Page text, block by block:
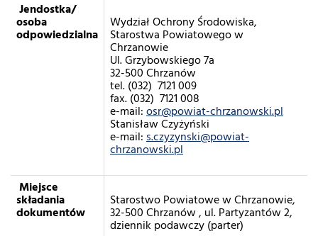
Jendostka/
osoba
odpowiedzialna
Wydział Ochrony Środowiska,
Starostwa Powiatowego w
Chrzanowie
Ul. Grzybowskiego 7a
32-500 Chrzanów
tel. (032) 7121 009
fax. (032) 7121 008
e-mail:osr@powiat-chrzanowski.pl
Stanisław Czyżyński
e-mail:s.czyzynski@powiat-
chrzanowski.pl
Miejsce
składania
dokumentów
Starostwo Powiatowe w Chrzanowie,
32-500 Chrzanów , ul. Partyzantów 2,
dziennik podawczy (parter)